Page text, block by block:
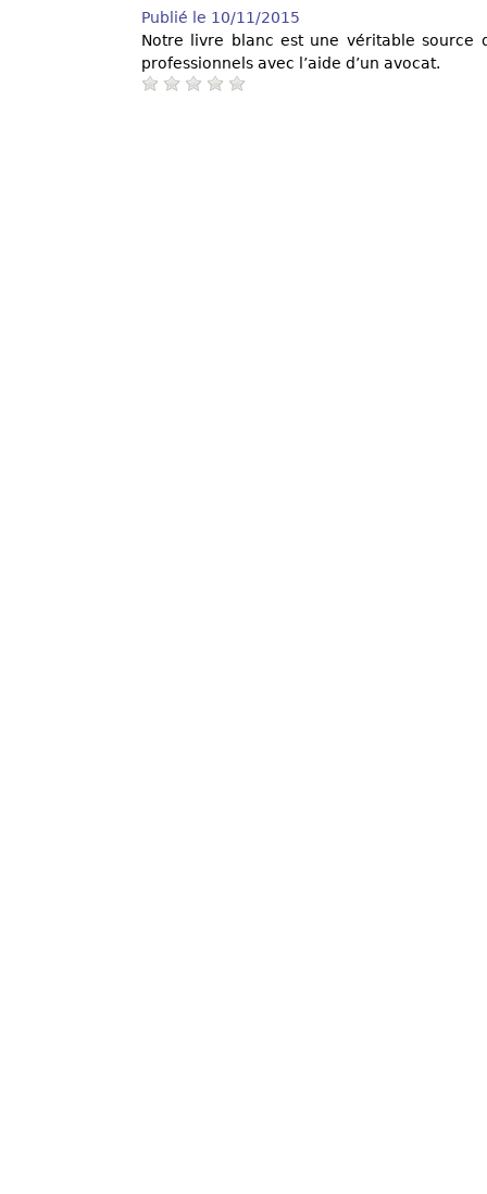
Publié le 10/11/2015
Notre livre blanc est une véritable source
professionnels avec l’aide d’un avocat.